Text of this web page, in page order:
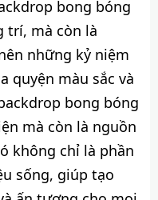
bong bóng
trí, mà còn là
những kỷ niệm
quyện màu sắc và
bong bóng
mà còn là nguồn
không chỉ là phần
sống, giúp tạo